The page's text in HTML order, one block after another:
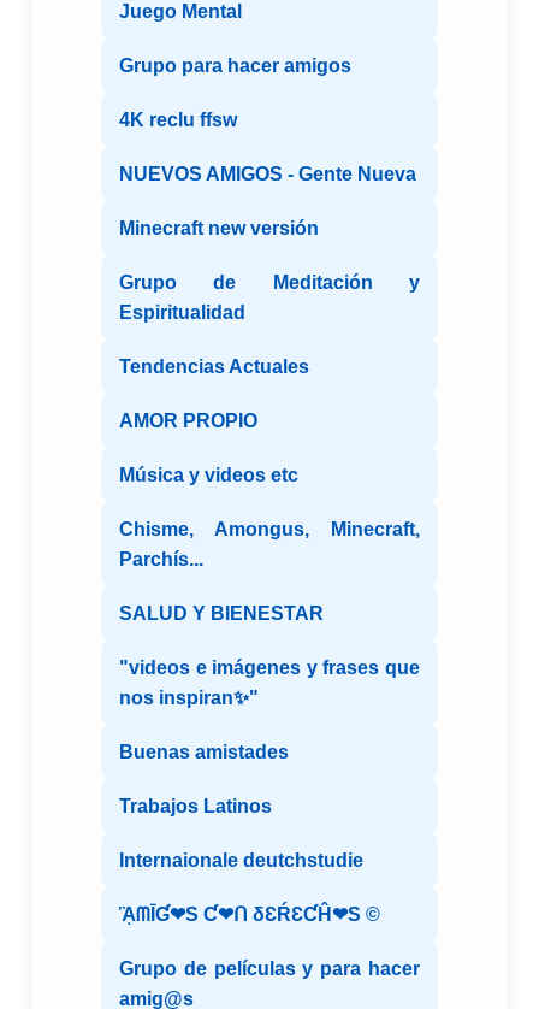
Juego Mental
Grupo para hacer amigos
4K reclu ffsw
NUEVOS AMIGOS - Gente Nueva
Minecraft new versión
Grupo de Meditación y
Espiritualidad
Tendencias Actuales
AMOR PROPIO
Música y videos etc
Chisme, Amongus, Minecraft,
Parchís...
SALUD Y BIENESTAR
"videos e imágenes y frases que
nos inspiran✨"
Buenas amistades
Trabajos Latinos
Internaionale deutchstudie
ᾋᗰĪƓ❤S Ƈ❤ᑎ δƐŔƐƇĤ❤S ©️
Grupo de películas y para hacer
amig@s